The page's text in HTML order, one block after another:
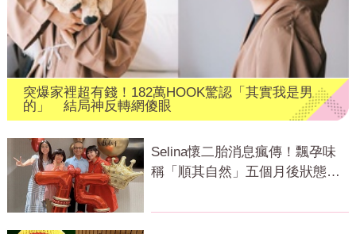
突爆家裡超有錢！182萬HOOK驚認「其實我是男
的」 結局神反轉網傻眼
Selina懷二胎消息瘋傳！飄孕味
稱「順其自然」五個月後狀態曝